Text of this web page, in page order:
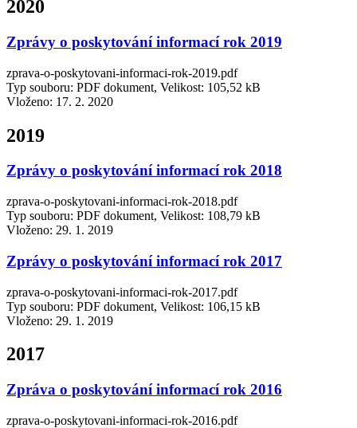
2020
Zprávy o poskytování informací rok 2019
zprava-o-poskytovani-informaci-rok-2019.pdf
Typ souboru: PDF dokument, Velikost: 105,52 kB
Vloženo: 17. 2. 2020
2019
Zprávy o poskytování informací rok 2018
zprava-o-poskytovani-informaci-rok-2018.pdf
Typ souboru: PDF dokument, Velikost: 108,79 kB
Vloženo: 29. 1. 2019
Zprávy o poskytování informací rok 2017
zprava-o-poskytovani-informaci-rok-2017.pdf
Typ souboru: PDF dokument, Velikost: 106,15 kB
Vloženo: 29. 1. 2019
2017
Zpráva o poskytování informací rok 2016
zprava-o-poskytovani-informaci-rok-2016.pdf